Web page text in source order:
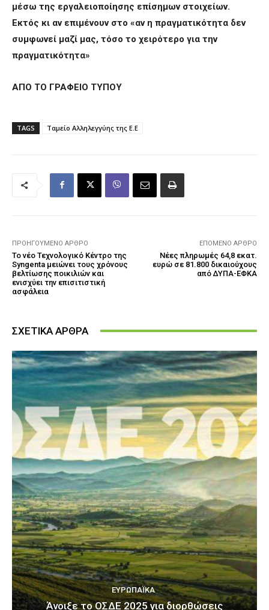
μέσω της εργαλειοποίησης επίσημων στοιχείων.
Εκτός κι αν επιμένουν στο «αν η πραγματικότητα δεν
συμφωνεί μαζί μας, τόσο το χειρότερο για την
πραγματικότητα»
ΑΠΟ ΤΟ ΓΡΑΦΕΙΟ ΤΥΠΟΥ
TAGS Ταμείο Αλληλεγγύης της Ε.Ε
ΠΡΟΗΓΟΎΜΕΝΟ ΆΡΘΡΟ
Το νέο Τεχνολογικό Κέντρο της
Syngenta μειώνει τους χρόνους
βελτίωσης ποικιλιών και
ενισχύει την επισιτιστική
ασφάλεια
ΕΠΌΜΕΝΟ ΆΡΘΡΟ
Νέες πληρωμές 64,8 εκατ.
ευρώ σε 81.800 δικαιούχους
από ΔΥΠΑ-ΕΦΚΑ
ΣΧΕΤΙΚΑ ΑΡΘΡΑ
ΕΥΡΩΠΑΪΚΆ
Άνοιξε το ΟΣΔΕ 2025 για διορθώσεις